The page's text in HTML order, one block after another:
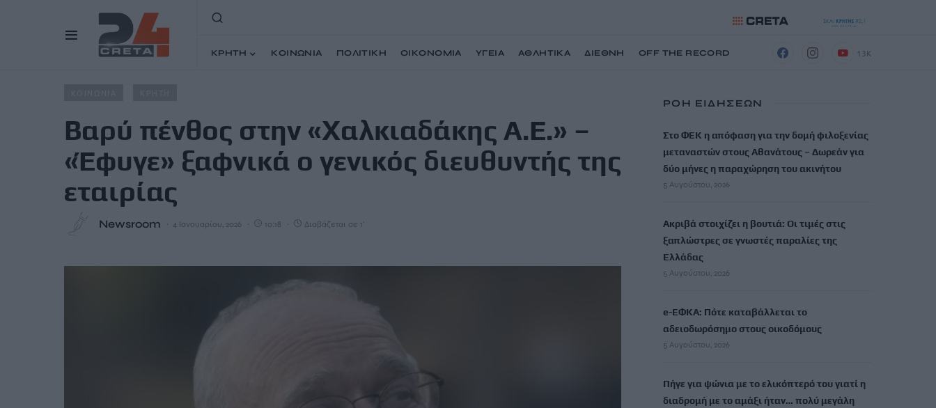
ΚΡΗΤΗ ΚΟΙΝΩΝΙΑ ΠΟΛΙΤΙΚΗ ΟΙΚΟΝΟΜΙΑ ΥΓΕΙΑ ΑΘΛΗΤΙΚΑ ΔΙΕΘΝΗ OFF THE RECORD 13K
Άρθρα Βαρύ πένθος στην «Χαλκιαδάκης Α.Ε.» – «Έφυγε» ξαφνικά ο γενικός διευθυντής της εταιρίας
Βαρύ πένθος στην «Χαλκιαδάκης Α.Ε.» –
«Έφυγε» ξαφνικά ο γενικός διευθυντής της
εταιρίας
Newsroom 4 Ιανουαρίου, 2026 10:18 Διαβάζεται σε 1'
ΡΟΗ ΕΙΔΗΣΕΩΝ
Στο ΦΕΚ η απόφαση για την δομή φιλοξενίας
μεταναστών στους Αθανάτους – Δωρεάν για
δύο μήνες η παραχώρηση του ακινήτου
5 Αυγούστου, 2026
Ακριβά στοιχίζει η βουτιά: Οι τιμές στις
ξαπλώστρες σε γνωστές παραλίες της
Ελλάδας
5 Αυγούστου, 2026
e-ΕΦΚΑ: Πότε καταβάλλεται το
αδειοδωρόσημο στους οικοδόμους
5 Αυγούστου, 2026
Πήγε για ψώνια με το ελικόπτερό του γιατί η
διαδρομή με το αμάξι ήταν… πολύ μεγάλη